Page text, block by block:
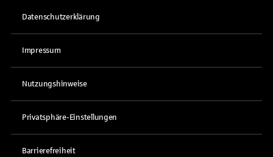
Datenschutzerklärung
Impressum
Nutzungshinweise
Privatsphäre-Einstellungen
Barrierefreiheit